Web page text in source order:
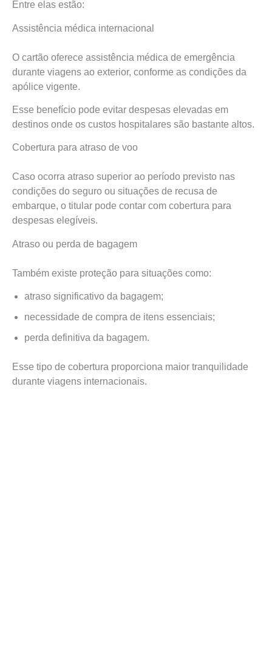
Entre elas estão:
Assistência médica internacional
O cartão oferece assistência médica de emergência
durante viagens ao exterior, conforme as condições da
apólice vigente.
Esse benefício pode evitar despesas elevadas em
destinos onde os custos hospitalares são bastante altos.
Cobertura para atraso de voo
Caso ocorra atraso superior ao período previsto nas
condições do seguro ou situações de recusa de
embarque, o titular pode contar com cobertura para
despesas elegíveis.
Atraso ou perda de bagagem
Também existe proteção para situações como:
atraso significativo da bagagem;
necessidade de compra de itens essenciais;
perda definitiva da bagagem.
Esse tipo de cobertura proporciona maior tranquilidade
durante viagens internacionais.